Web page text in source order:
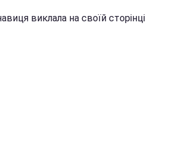
виклала на своїй сторінці